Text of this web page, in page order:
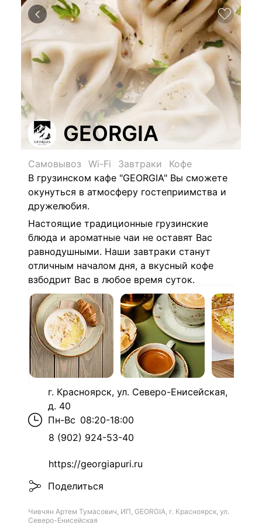
GEORGIA
Самовывоз Wi-Fi Завтраки
Кофе
В грузинском кафе "GEORGIA" Вы сможете
окунуться в атмосферу гостеприимства и
дружелюбия.
Настоящие традиционные грузинские
блюда и ароматные чаи не оставят Вас
равнодушными. Наши завтраки станут
отличным началом дня, а вкусный кофе
взбодрит Вас в любое время суток.
г. Красноярск, ул. Северо-Енисейская,
д. 40
Пн-Вс 08:20-18:00
8 (902) 924-53-40
https://georgiapuri.ru
Поделиться
Чивчян Артем Тумасович, ИП, GEORGIA, г. Красноярск, ул.
Северо-Енисейская